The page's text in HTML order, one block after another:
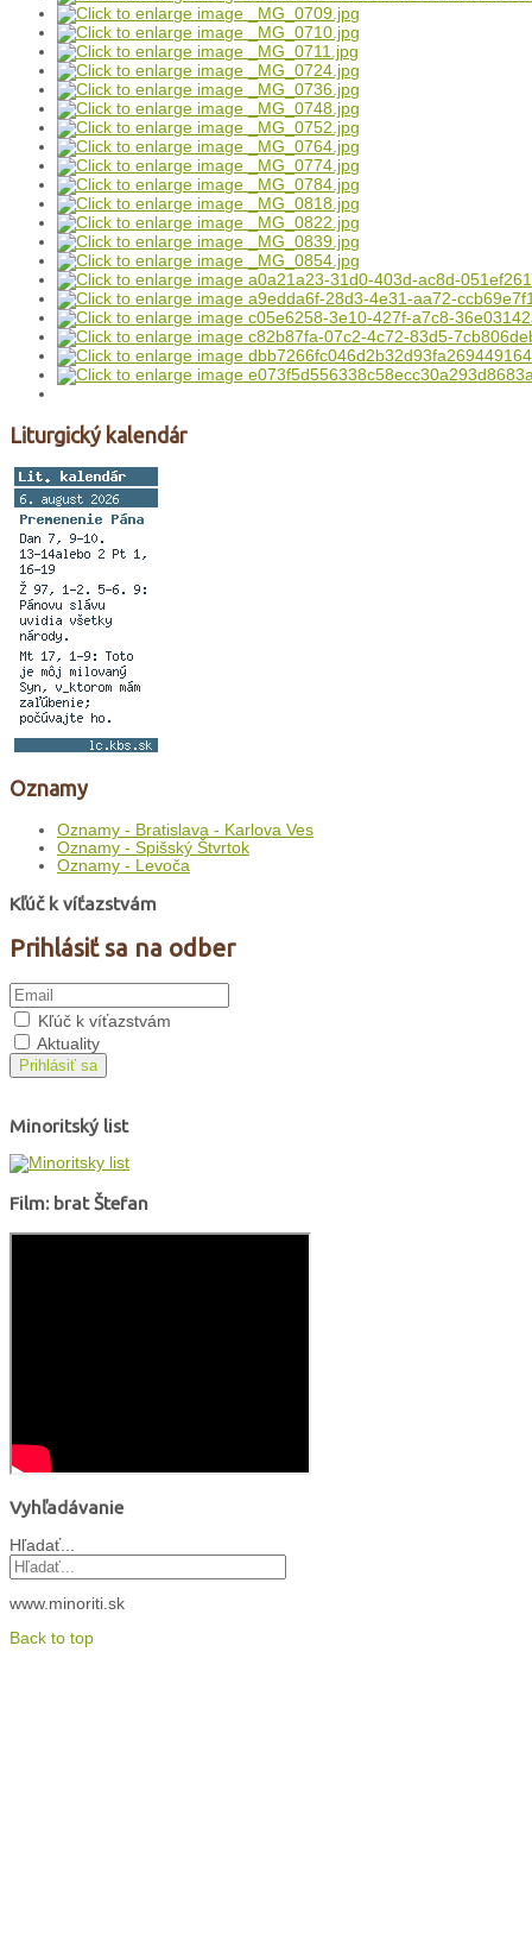
Liturgický kalendár
Oznamy
Oznamy - Bratislava - Karlova Ves
Oznamy - Spišský Štvrtok
Oznamy - Levoča
Kľúč k víťazstvám
Prihlásiť sa na odber
Kľúč k víťazstvám
Aktuality
Prihlásiť sa
Minoritský list
Film: brat Štefan
Vyhľadávanie
Hľadať...
www.minoriti.sk
Back to top